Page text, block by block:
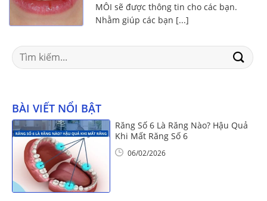
MÔI sẽ được thông tin cho các bạn.
Nhằm giúp các bạn [...]
Search
for:
BÀI VIẾT NỔI BẬT
Răng Số 6 Là Răng Nào? Hậu Quả
Khi Mất Răng Số 6
06/02/2026